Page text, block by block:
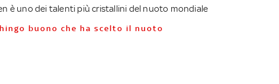
è uno dei talenti più cristallini del nuoto mondiale
buono che ha scelto il nuoto